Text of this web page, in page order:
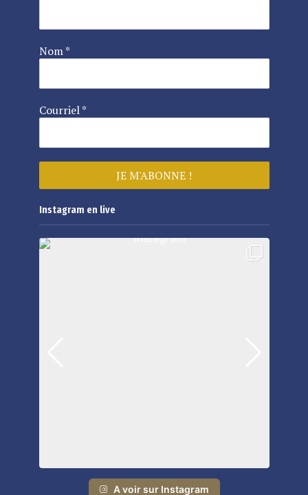
Nom*
Courriel*
Instagram en live
A voir sur Instagram